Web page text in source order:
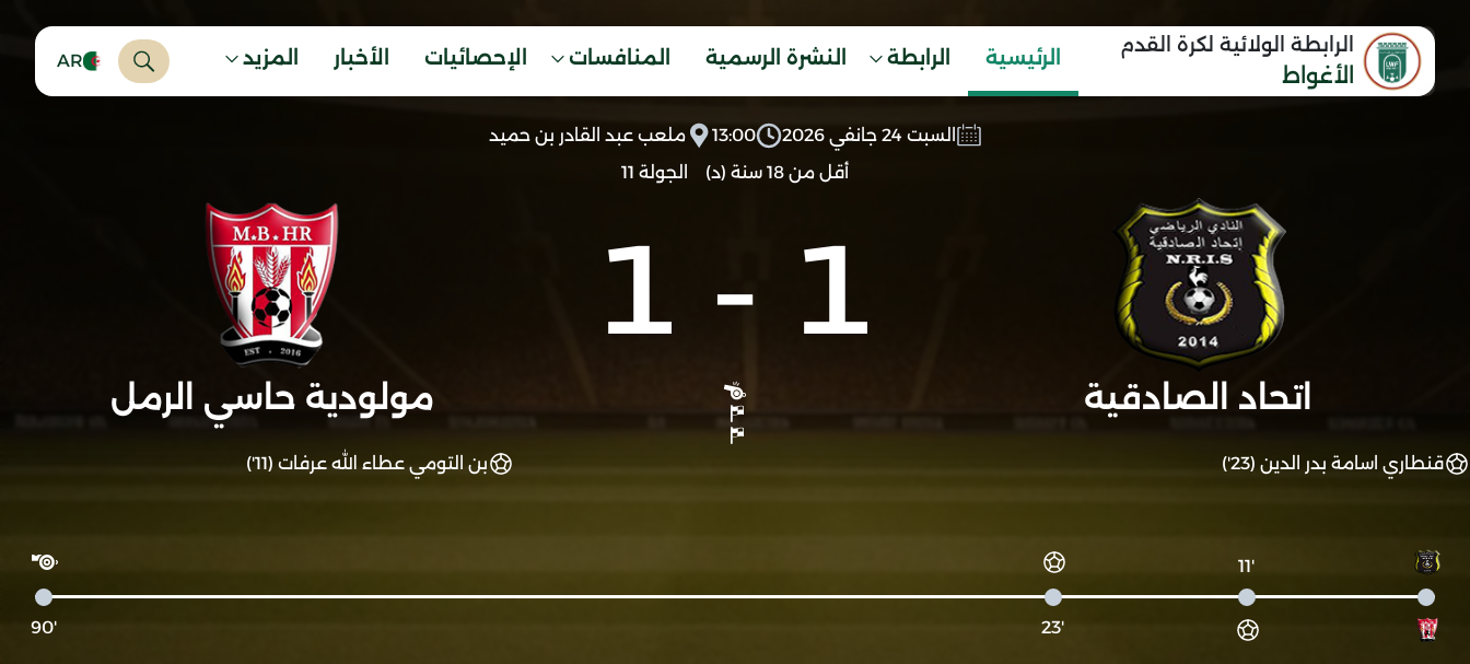
الرابطة الولائية لكرة القدم
الأغواط
الرئيسية الرابطة النشرة الرسمية المنافسات الإحصائيات الأخبار المزيد AR
السبت 24 جانفي 2026 13:00
ملعب عبد القادر بن حميد
أقل من 18 سنة (د)
الجولة 11
اتحاد الصادقية
1
-
1
مولودية حاسي الرمل
قنطاري اسامة بدر الدين (23') بن التومي عطاء الله عرفات (11')
'11
'23
'90